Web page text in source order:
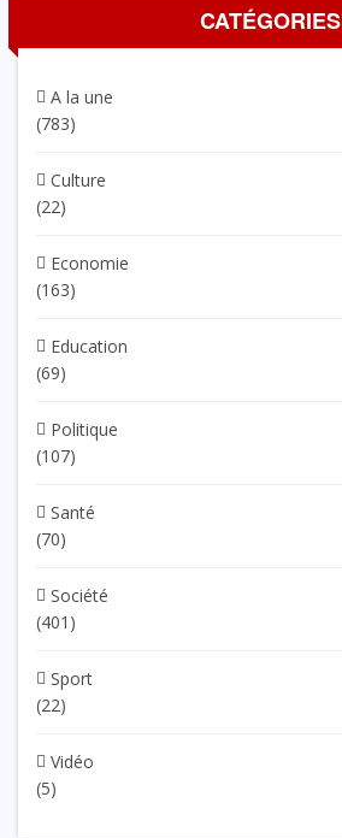
CATÉGORIES
A la une
(783)
Culture
(22)
Economie
(163)
Education
(69)
Politique
(107)
Santé
(70)
Société
(401)
Sport
(22)
Vidéo
(5)